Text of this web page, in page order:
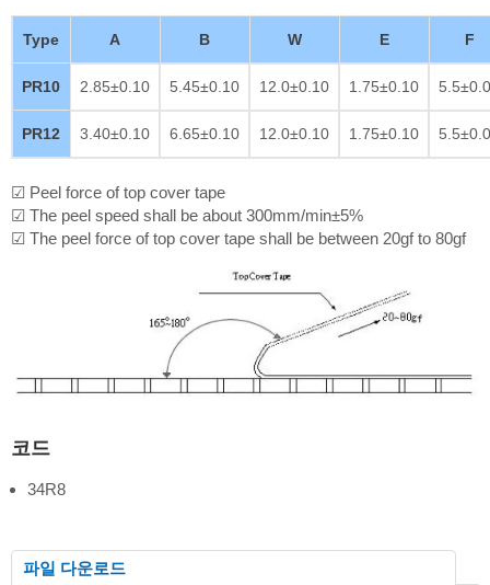
Type A B W E F
PR10 2.85±0.10 5.45±0.10 12.0±0.10 1.75±0.10
PR12 3.40±0.10 6.65±0.10 12.0±0.10 1.75±0.10
☑ Peel force of top cover tape
☑ The peel speed shall be about 300mm/min±5%
☑ The peel force of top cover tape shall be between 20gf to 80gf
코드
34R8
파일 다운로드